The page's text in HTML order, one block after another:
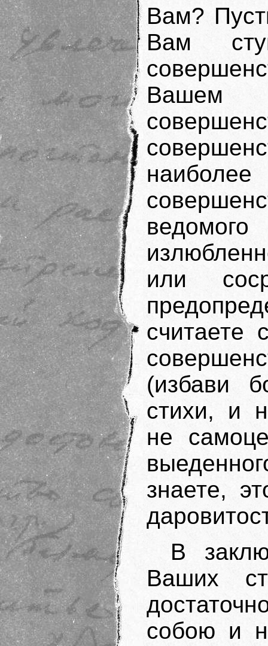
Вам?
Вам
или
считаете
(избави
стихи, и
не
знаете,
В
Ваших
собою и